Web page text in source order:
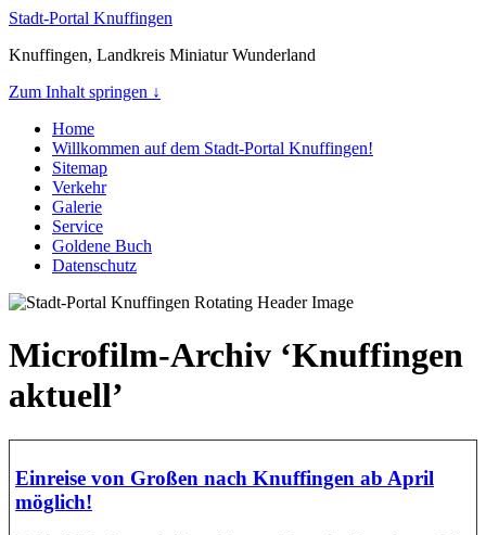
Stadt-Portal Knuffingen
Knuffingen, Landkreis Miniatur Wunderland
Zum Inhalt springen ↓
Home
Willkommen auf dem Stadt-Portal Knuffingen!
Sitemap
Verkehr
Galerie
Service
Goldene Buch
Datenschutz
Microfilm-Archiv ‘Knuffingen
aktuell’
Einreise von Großen nach Knuffingen ab April
möglich!